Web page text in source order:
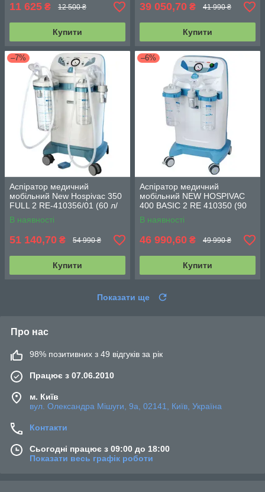
11 625 ₴ 12 500 ₴
Купити
39 050,70 ₴ 41 990 ₴
Купити
–7%
Аспіратор медичний
мобільний New Hospivac 350
FULL 2 RE-410356/01 (60 л/
хв)
В наявності
51 140,70 ₴ 54 990 ₴
Купити
–6%
Аспіратор медичний
мобільний NEW HOSPIVAC
400 BASIC 2 RE 410350 (90
л/хв)
В наявності
46 990,60 ₴ 49 990 ₴
Купити
Показати ще
Про нас
98% позитивних з 49 відгуків за рік
Працює з 07.06.2010
м. Київ
вул. Олександра Мішуги, 9а, 02141, Київ, Україна
Контакти
Сьогодні працює з 09:00 до 18:00
Показати весь графік роботи